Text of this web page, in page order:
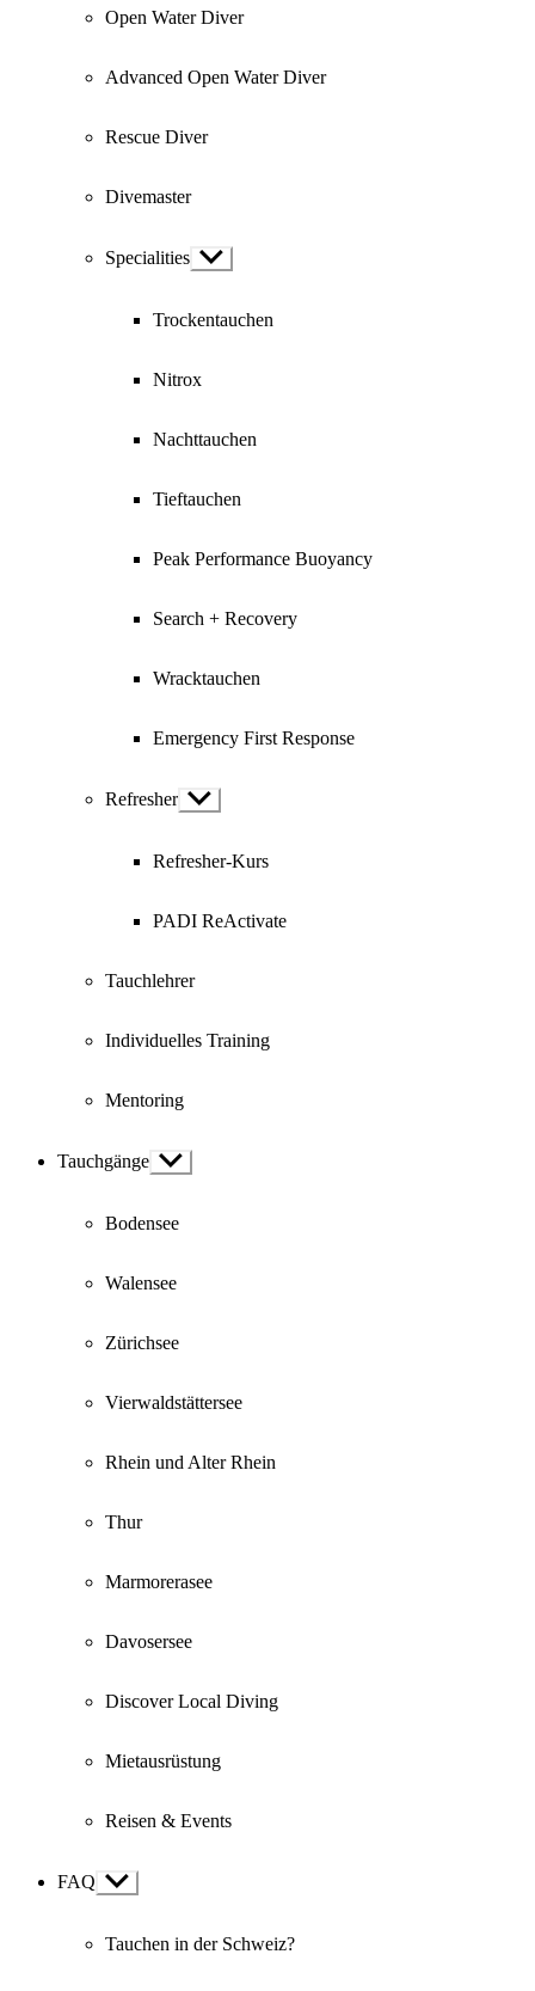
Open Water Diver
Advanced Open Water Diver
Rescue Diver
Divemaster
Specialities Show
sub
Trockentauchen
Nitrox
Nachttauchen
Tieftauchen
Peak Performance Buoyancy
Search + Recovery
Wracktauchen
Emergency First Response
Refresher Show
sub
Refresher-Kurs
PADI ReActivate
Tauchlehrer
Individuelles Training
Mentoring
Tauchgänge Show
sub
Bodensee
Walensee
Zürichsee
Vierwaldstättersee
Rhein und Alter Rhein
Thur
Marmorerasee
Davosersee
Discover Local Diving
Mietausrüstung
Reisen & Events
FAQ Show
sub
Tauchen in der Schweiz?